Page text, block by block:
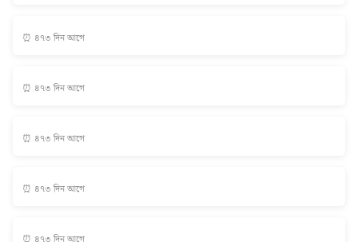
⏰ ৪৭৩ দিন আগে
⏰ ৪৭৩ দিন আগে
⏰ ৪৭৩ দিন আগে
⏰ ৪৭৩ দিন আগে